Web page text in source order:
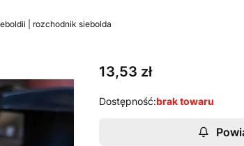
| rozchodnik siebolda
Cena
13,53 zł
Dostępność:brak towaru